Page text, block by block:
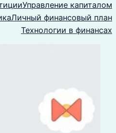
Управление капиталом
Личный финансовый план
Технологии в финансах